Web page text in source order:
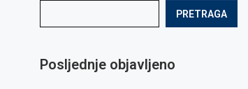
PRETRAGA
Posljednje objavljeno